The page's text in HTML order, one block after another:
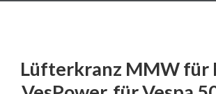
Lüfterkranz MMW für